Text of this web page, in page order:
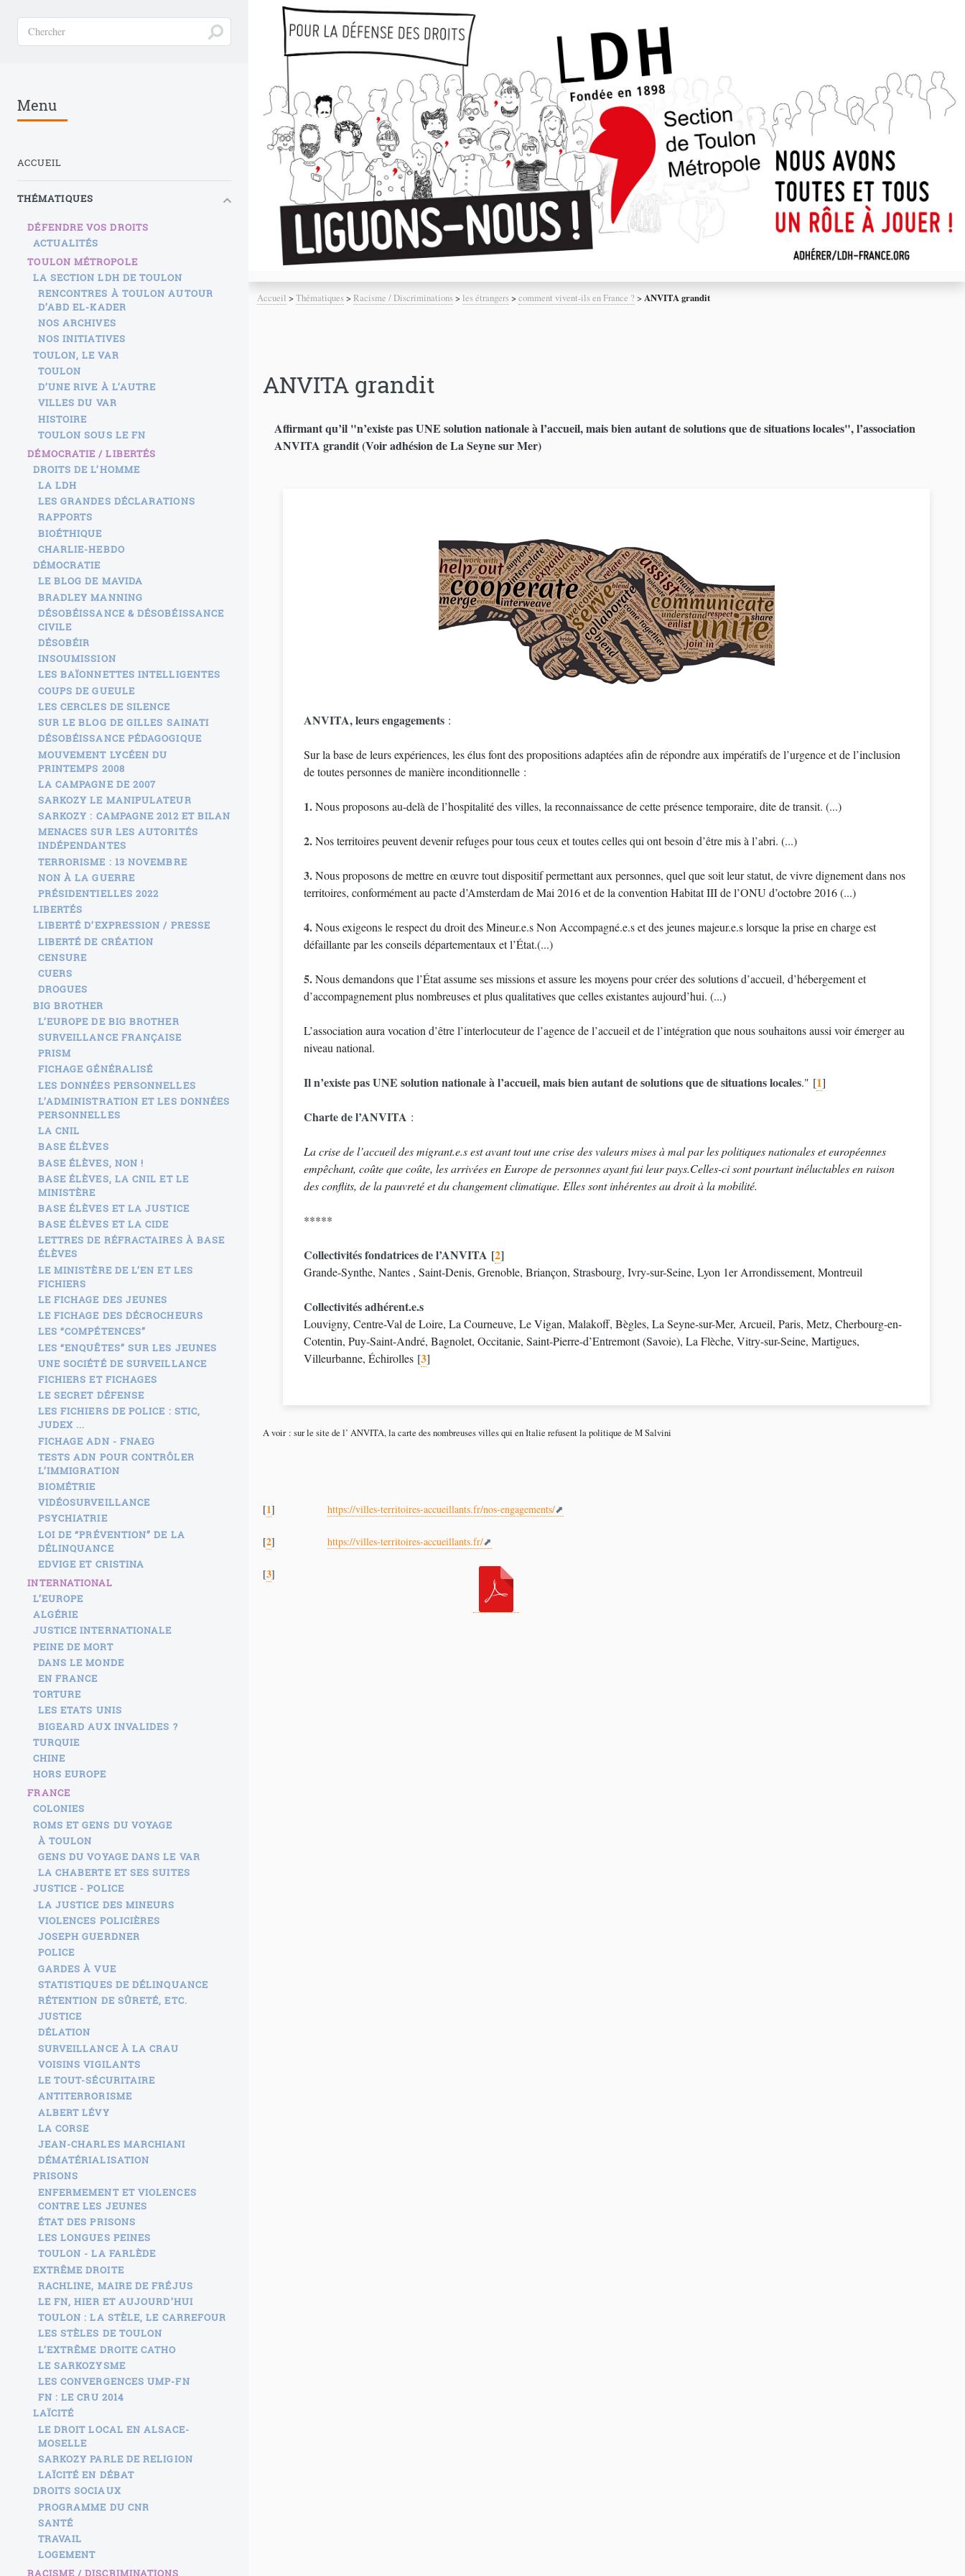
Accueil >Thématiques>Racisme / Discriminations>les étrangers>comment vivent-ils en France ? >ANVITA grandit
ANVITA grandit
Affirmant qu’il "n’existe pas UNE solution nationale à l’accueil, mais bien autant de solutions que de situations locales", l’association
ANVITA grandit (Voir adhésion de La Seyne sur Mer)
ANVITA, leurs engagements :
Sur la base de leurs expériences, les élus font des propositions adaptées afin de répondre aux impératifs de l’urgence et de l’inclusion
de toutes personnes de manière inconditionnelle :
1.Nous proposons au-delà de l’hospitalité des villes, la reconnaissance de cette présence temporaire, dite de transit. (...)
2.Nos territoires peuvent devenir refuges pour tous ceux et toutes celles qui ont besoin d’être mis à l’abri. (...)
3.Nous proposons de mettre en œuvre tout dispositif permettant aux personnes, quel que soit leur statut, de vivre dignement dans nos
territoires, conformément au pacte d’Amsterdam de Mai 2016 et de la convention Habitat III de l’ONU d’octobre 2016 (...)
4.Nous exigeons le respect du droit des Mineur.e.s Non Accompagné.e.s et des jeunes majeur.e.s lorsque la prise en charge est
défaillante par les conseils départementaux et l’État.(...)
5.Nous demandons que l’État assume ses missions et assure les moyens pour créer des solutions d’accueil, d’hébergement et
d’accompagnement plus nombreuses et plus qualitatives que celles existantes aujourd’hui. (...)
L’association aura vocation d’être l’interlocuteur de l’agence de l’accueil et de l’intégration que nous souhaitons aussi voir émerger au
niveau national.
Il n’existe pas UNE solution nationale à l’accueil, mais bien autant de solutions que de situations locales." [1]
Charte de l’ANVITA :
La crise de l’accueil des migrant.e.s est avant tout une crise des valeurs mises à mal par les politiques nationales et européennes
empêchant, coûte que coûte, les arrivées en Europe de personnes ayant fui leur pays.Celles-ci sont pourtant inéluctables en raison
des conflits, de la pauvreté et du changement climatique. Elles sont inhérentes au droit à la mobilité.
*****
Collectivités fondatrices de l’ANVITA [2]
Grande-Synthe, Nantes , Saint-Denis, Grenoble, Briançon, Strasbourg, Ivry-sur-Seine, Lyon 1er Arrondissement, Montreuil
Collectivités adhérent.e.s
Louvigny, Centre-Val de Loire, La Courneuve, Le Vigan, Malakoff, Bègles, La Seyne-sur-Mer, Arcueil, Paris, Metz, Cherbourg-en-
Cotentin, Puy-Saint-André, Bagnolet, Occitanie, Saint-Pierre-d’Entremont (Savoie), La Flèche, Vitry-sur-Seine, Martigues,
Villeurbanne, Échirolles [3]
A voir : sur le site de l’ ANVITA, la carte des nombreuses villes qui en Italie refusent la politique de M Salvini
[1] https://villes-territoires-accueillants.fr/nos-engagements/
[2] https://villes-territoires-accueillants.fr/
[3]
Menu
ACCUEIL
THÉMATIQUES
DÉFENDRE VOS DROITS
ACTUALITÉS
TOULON MÉTROPOLE
LA SECTION LDH DE TOULON
RENCONTRES À TOULON AUTOUR
D’ABD EL-KADER
NOS ARCHIVES
NOS INITIATIVES
TOULON, LE VAR
TOULON
D’UNE RIVE À L’AUTRE
VILLES DU VAR
HISTOIRE
TOULON SOUS LE FN
DÉMOCRATIE / LIBERTÉS
DROITS DE L’HOMME
LA LDH
LES GRANDES DÉCLARATIONS
RAPPORTS
BIOÉTHIQUE
CHARLIE-HEBDO
DÉMOCRATIE
LE BLOG DE MAVIDA
BRADLEY MANNING
DÉSOBÉISSANCE & DÉSOBÉISSANCE
CIVILE
DÉSOBÉIR
INSOUMISSION
LES BAÏONNETTES INTELLIGENTES
COUPS DE GUEULE
LES CERCLES DE SILENCE
SUR LE BLOG DE GILLES SAINATI
DÉSOBÉISSANCE PÉDAGOGIQUE
MOUVEMENT LYCÉEN DU
PRINTEMPS 2008
LA CAMPAGNE DE 2007
SARKOZY LE MANIPULATEUR
SARKOZY : CAMPAGNE 2012 ET BILAN
MENACES SUR LES AUTORITÉS
INDÉPENDANTES
TERRORISME : 13 NOVEMBRE
NON À LA GUERRE
PRÉSIDENTIELLES 2022
LIBERTÉS
LIBERTÉ D’EXPRESSION / PRESSE
LIBERTÉ DE CRÉATION
CENSURE
CUERS
DROGUES
BIG BROTHER
L’EUROPE DE BIG BROTHER
SURVEILLANCE FRANÇAISE
PRISM
FICHAGE GÉNÉRALISÉ
LES DONNÉES PERSONNELLES
L’ADMINISTRATION ET LES DONNÉES
PERSONNELLES
LA CNIL
BASE ÉLÈVES
BASE ÉLÈVES, NON !
BASE ÉLÈVES, LA CNIL ET LE
MINISTÈRE
BASE ÉLÈVES ET LA JUSTICE
BASE ÉLÈVES ET LA CIDE
LETTRES DE RÉFRACTAIRES À BASE
ÉLÈVES
LE MINISTÈRE DE L’EN ET LES
FICHIERS
LE FICHAGE DES JEUNES
LE FICHAGE DES DÉCROCHEURS
LES “COMPÉTENCES”
LES “ENQUÊTES” SUR LES JEUNES
UNE SOCIÉTÉ DE SURVEILLANCE
FICHIERS ET FICHAGES
LE SECRET DÉFENSE
LES FICHIERS DE POLICE : STIC,
JUDEX ...
FICHAGE ADN - FNAEG
TESTS ADN POUR CONTRÔLER
L’IMMIGRATION
BIOMÉTRIE
VIDÉOSURVEILLANCE
PSYCHIATRIE
LOI DE “PRÉVENTION” DE LA
DÉLINQUANCE
EDVIGE ET CRISTINA
INTERNATIONAL
L’EUROPE
ALGÉRIE
JUSTICE INTERNATIONALE
PEINE DE MORT
DANS LE MONDE
EN FRANCE
TORTURE
LES ETATS UNIS
BIGEARD AUX INVALIDES ?
TURQUIE
CHINE
HORS EUROPE
FRANCE
COLONIES
ROMS ET GENS DU VOYAGE
À TOULON
GENS DU VOYAGE DANS LE VAR
LA CHABERTE ET SES SUITES
JUSTICE - POLICE
LA JUSTICE DES MINEURS
VIOLENCES POLICIÈRES
JOSEPH GUERDNER
POLICE
GARDES À VUE
STATISTIQUES DE DÉLINQUANCE
RÉTENTION DE SÛRETÉ, ETC.
JUSTICE
DÉLATION
SURVEILLANCE À LA CRAU
VOISINS VIGILANTS
LE TOUT-SÉCURITAIRE
ANTITERRORISME
ALBERT LÉVY
LA CORSE
JEAN-CHARLES MARCHIANI
DÉMATÉRIALISATION
PRISONS
ENFERMEMENT ET VIOLENCES
CONTRE LES JEUNES
ÉTAT DES PRISONS
LES LONGUES PEINES
TOULON - LA FARLÈDE
EXTRÊME DROITE
RACHLINE, MAIRE DE FRÉJUS
LE FN, HIER ET AUJOURD’HUI
TOULON : LA STÈLE, LE CARREFOUR
LES STÈLES DE TOULON
L’EXTRÊME DROITE CATHO
LE SARKOZYSME
LES CONVERGENCES UMP-FN
FN : LE CRU 2014
LAÏCITÉ
LE DROIT LOCAL EN ALSACE-
MOSELLE
SARKOZY PARLE DE RELIGION
LAÏCITÉ EN DÉBAT
DROITS SOCIAUX
PROGRAMME DU CNR
SANTÉ
TRAVAIL
LOGEMENT
RACISME / DISCRIMINATIONS